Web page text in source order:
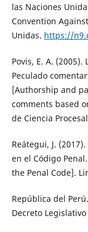
las Naciones
Convention
Unidas. https://
Povis, E. A.
Peculado
[Authorship and
comments based
de Ciencia
Reátegui, J.
en el Código
the Penal Code].
República del
Decreto Legislativo